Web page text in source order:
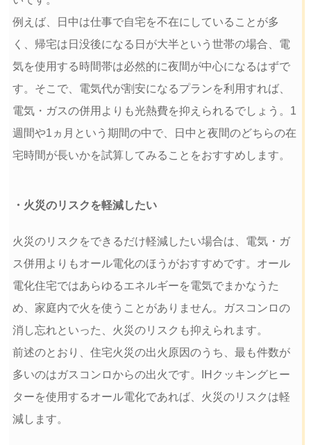
例えば、日中は仕事で自宅を不在にしていることが多
く、帰宅は日没後になる日が大半という世帯の場合、電
気を使用する時間帯は必然的に夜間が中心になるはずで
す。そこで、電気代が割安になるプランを利用すれば、
電気・ガスの併用よりも光熱費を抑えられるでしょう。1
週間や1ヵ月という期間の中で、日中と夜間のどちらの在
宅時間が長いかを試算してみることをおすすめします。
・火災のリスクを軽減したい
火災のリスクをできるだけ軽減したい場合は、電気・ガ
ス併用よりもオール電化のほうがおすすめです。オール
電化住宅ではあらゆるエネルギーを電気でまかなうた
め、家庭内で火を使うことがありません。ガスコンロの
消し忘れといった、火災のリスクも抑えられます。
前述のとおり、住宅火災の出火原因のうち、最も件数が
多いのはガスコンロからの出火です。IHクッキングヒー
ターを使用するオール電化であれば、火災のリスクは軽
減します。